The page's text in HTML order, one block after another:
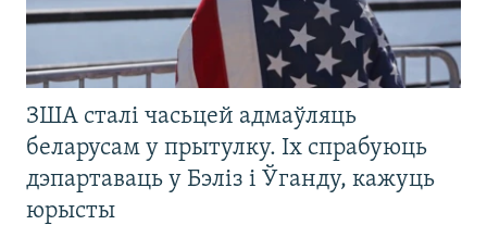
ЗША сталі часьцей адмаўляць
беларусам у прытулку. Іх спрабуюць
дэпартаваць у Бэліз і Ўганду, кажуць
юрысты